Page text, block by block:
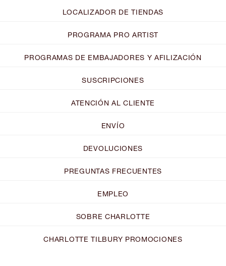
LOCALIZADOR DE TIENDAS
PROGRAMA PRO ARTIST
PROGRAMAS DE EMBAJADORES Y AFILIZACIÓN
SUSCRIPCIONES
ATENCIÓN AL CLIENTE
ENVÍO
DEVOLUCIONES
PREGUNTAS FRECUENTES
EMPLEO
SOBRE CHARLOTTE
CHARLOTTE TILBURY PROMOCIONES